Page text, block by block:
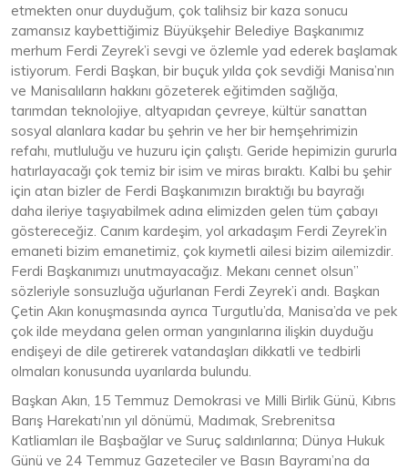
etmekten onur duyduğum, çok talihsiz bir kaza sonucu
zamansız kaybettiğimiz Büyükşehir Belediye Başkanımız
merhum Ferdi Zeyrek’i sevgi ve özlemle yad ederek başlamak
istiyorum. Ferdi Başkan, bir buçuk yılda çok sevdiği Manisa’nın
ve Manisalıların hakkını gözeterek eğitimden sağlığa,
tarımdan teknolojiye, altyapıdan çevreye, kültür sanattan
sosyal alanlara kadar bu şehrin ve her bir hemşehrimizin
refahı, mutluluğu ve huzuru için çalıştı. Geride hepimizin gururla
hatırlayacağı çok temiz bir isim ve miras bıraktı. Kalbi bu şehir
için atan bizler de Ferdi Başkanımızın bıraktığı bu bayrağı
daha ileriye taşıyabilmek adına elimizden gelen tüm çabayı
göstereceğiz. Canım kardeşim, yol arkadaşım Ferdi Zeyrek’in
emaneti bizim emanetimiz, çok kıymetli ailesi bizim ailemizdir.
Ferdi Başkanımızı unutmayacağız. Mekanı cennet olsun”
sözleriyle sonsuzluğa uğurlanan Ferdi Zeyrek’i andı. Başkan
Çetin Akın konuşmasında ayrıca Turgutlu’da, Manisa’da ve pek
çok ilde meydana gelen orman yangınlarına ilişkin duyduğu
endişeyi de dile getirerek vatandaşları dikkatli ve tedbirli
olmaları konusunda uyarılarda bulundu.
Başkan Akın, 15 Temmuz Demokrasi ve Milli Birlik Günü, Kıbrıs
Barış Harekatı’nın yıl dönümü, Madımak, Srebrenitsa
Katliamları ile Başbağlar ve Suruç saldırılarına; Dünya Hukuk
Günü ve 24 Temmuz Gazeteciler ve Basın Bayramı’na da